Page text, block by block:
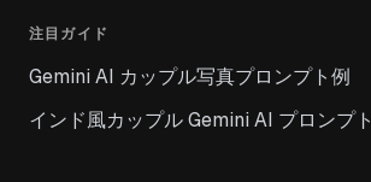
注目ガイド
Gemini AI カップル写真プロンプト例
インド風カップル Gemini AI プロンプト